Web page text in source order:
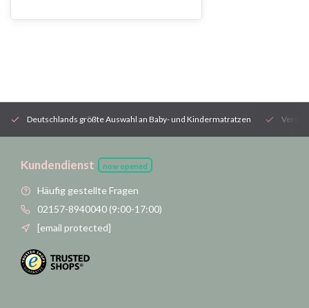
Deutschlands größte Auswahl an Baby- und Kindermatratzen
Kundendienst now opened
Häufig gestellte Fragen
02157-8940040 (9:00-17:00)
[email protected]